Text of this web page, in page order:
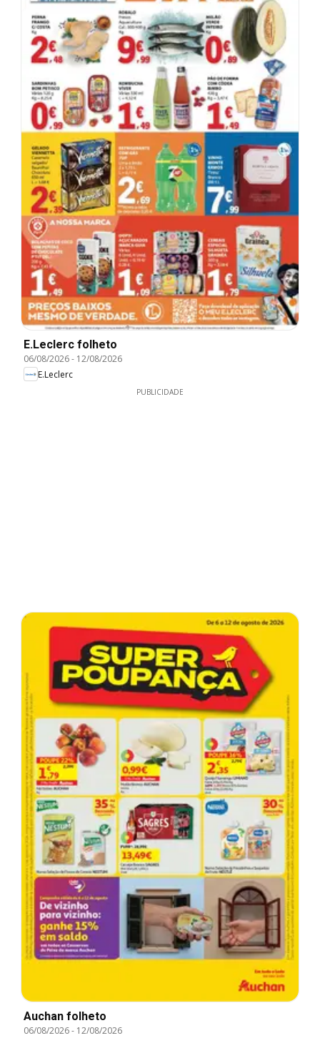
E.Leclerc folheto
06/08/2026- 12/08/2026
E.Leclerc
PUBLICIDADE
Auchan folheto
06/08/2026- 12/08/2026